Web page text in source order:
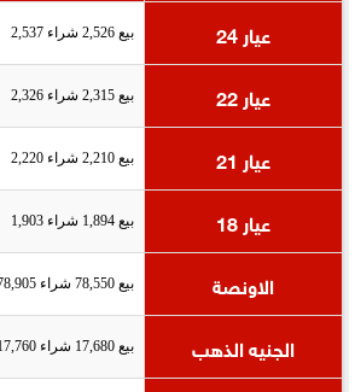
عيار 24
بيع 2,526 شراء 2,537
عيار 22 بيع 2,315 شراء 2,326
عيار 21 بيع 2,210 شراء 2,220
عيار 18 بيع 1,894 شراء 1,903
الاونصة بيع 78,550 شراء 78,905
الجنيه الذهب بيع 17,680 شراء 17,760